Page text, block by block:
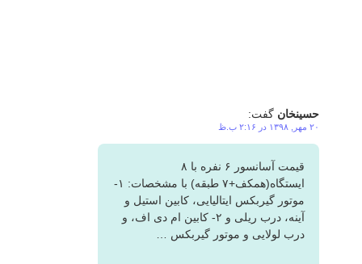
حسینخان گفت:
۲۰ مهر, ۱۳۹۸ در ۲:۱۶ ب.ظ
قیمت آسانسور ۶ نفره با ۸
ایستگاه(همکف+۷ طبقه) با مشخصات: ۱-
موتور گیربکس ایتالیایی، کابین استیل و
آینه، درب ریلی و ۲- کابین ام دی اف، و
درب لولایی و موتور گیربکس …